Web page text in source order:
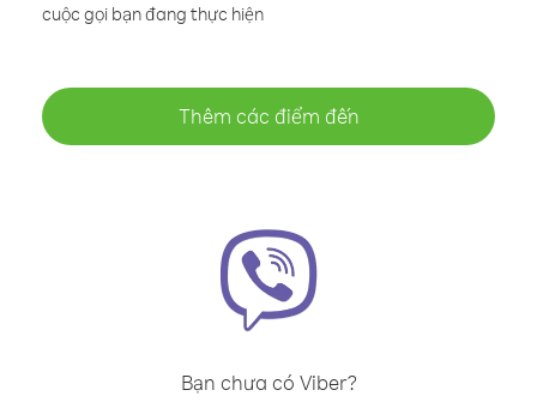
cuộc gọi bạn đang thực hiện
Thêm các điểm đến
Bạn chưa có Viber?